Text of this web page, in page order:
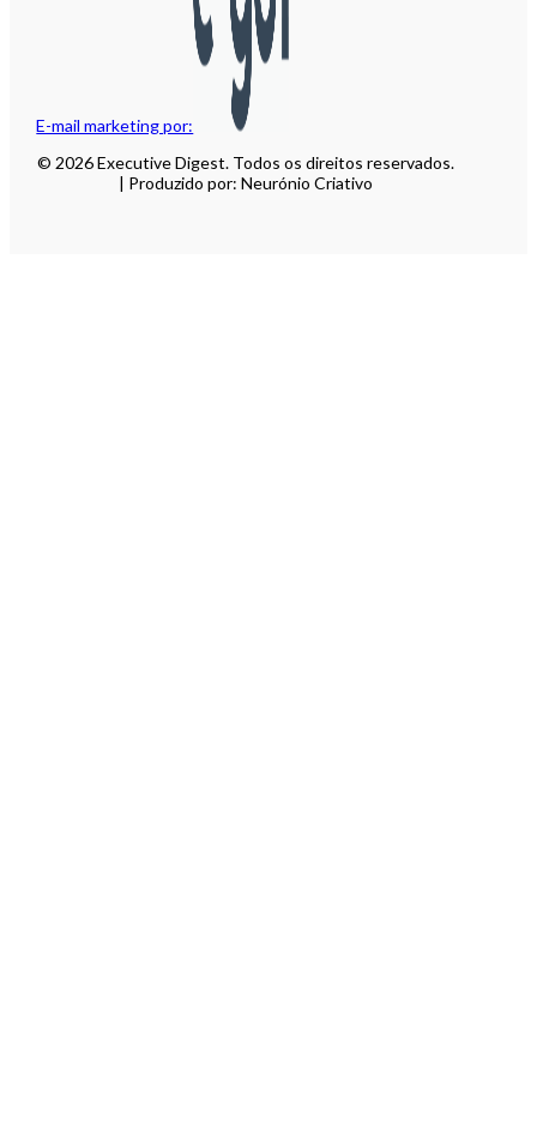
E-mail marketing por:
© 2026 Executive Digest. Todos os direitos reservados.
| Produzido por: Neurónio Criativo